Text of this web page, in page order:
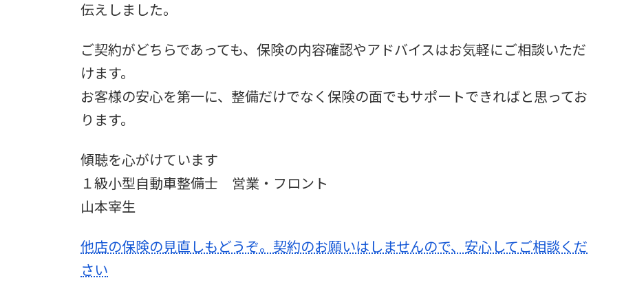
伝えしました。
ご契約がどちらであっても、保険の内容確認やアドバイスはお気軽にご相談いただ
けます。
お客様の安心を第一に、整備だけでなく保険の面でもサポートできればと思ってお
ります。
傾聴を心がけています
１級小型自動車整備士 営業・フロント
山本宰生
他店の保険の見直しもどうぞ。契約のお願いはしませんので、安心してご相談くだ
さい